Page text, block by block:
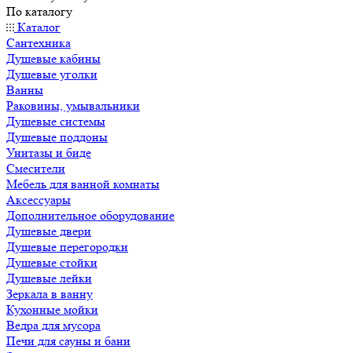
По каталогу
Каталог
Сантехника
Душевые кабины
Душевые уголки
Ванны
Раковины, умывальники
Душевые системы
Душевые поддоны
Унитазы и биде
Смесители
Мебель для ванной комнаты
Аксессуары
Дополнительное оборудование
Душевые двери
Душевые перегородки
Душевые стойки
Душевые лейки
Зеркала в ванну
Кухонные мойки
Ведра для мусора
Печи для сауны и бани